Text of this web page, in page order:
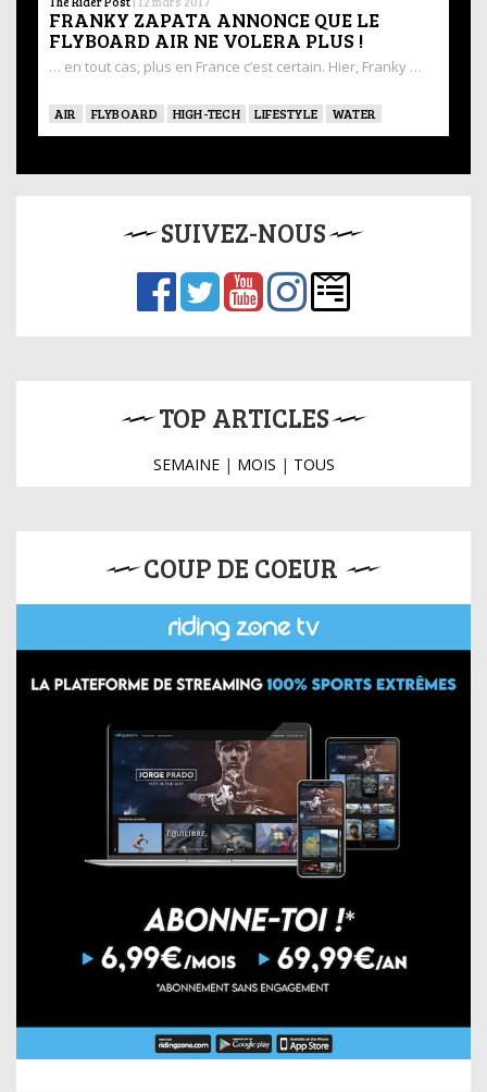
FRANKY ZAPATA ANNONCE QUE LE
FLYBOARD AIR NE VOLERA PLUS !
… en tout cas, plus en France c’est certain. Hier, Franky …
AIR FLYBOARD HIGH-TECH LIFESTYLE WATER
SUIVEZ-NOUS
TOP ARTICLES
SEMAINE| MOIS | TOUS
COUP DE COEUR